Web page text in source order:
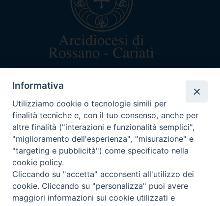
Via Arcivescovado 5
87067 Rossano (CS)
C.F. 87003160782
ORARI DI CURIA
Lun-mar-mer dalle 9:30-12:30
Informativa
Utilizziamo cookie o tecnologie simili per
finalità tecniche e, con il tuo consenso, anche per
altre finalità ("interazioni e funzionalità semplici",
"miglioramento dell'esperienza", "misurazione" e
"targeting e pubblicità") come specificato nella
cookie policy.
Cliccando su "accetta" acconsenti all'utilizzo dei
cookie. Cliccando su "personalizza" puoi avere
maggiori informazioni sui cookie utilizzati e